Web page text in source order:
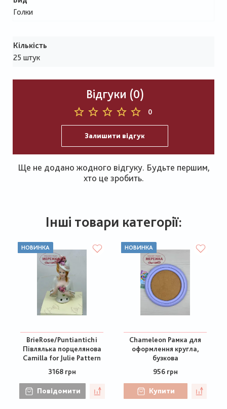
Голки
Кількість
25 штук
Відгуки (0)
0
Залишити відгук
Ще не додано жодного відгуку. Будьте першим,
хто це зробить.
Інші товари категорії:
НОВИНКА
BrieRose/Puntiantichi
Півлялька порцелянова
Camilla for Julie Pattern
3168 грн
Повідомити
НОВИНКА
Chameleon Рамка для
оформлення кругла,
бузкова
956 грн
Купити